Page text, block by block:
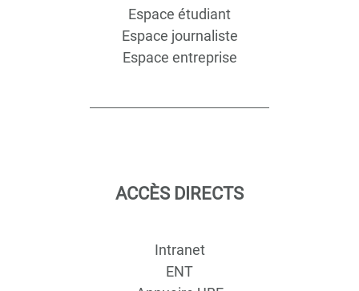
Espace étudiant
Espace journaliste
Espace entreprise
ACCÈS DIRECTS
Intranet
ENT